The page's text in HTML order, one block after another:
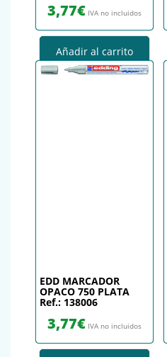
3,77€ IVA no incluidos
Añadir al carrito
EDD MARCADOR
OPACO 750 PLATA
Ref.: 138006
3,77€ IVA no incluidos